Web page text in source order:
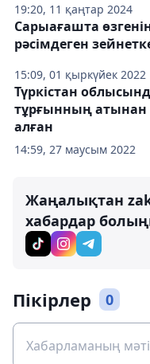
19:20, 11 қаңтар 2024
15:09, 01 қыркүйек 2022
Сарыағашта
рәсімдеген
14:59, 27 маусым 2022
Түркістан
тұрғынның атынан
алған
Жаңалықтан
хабардар
Пікірлер 0